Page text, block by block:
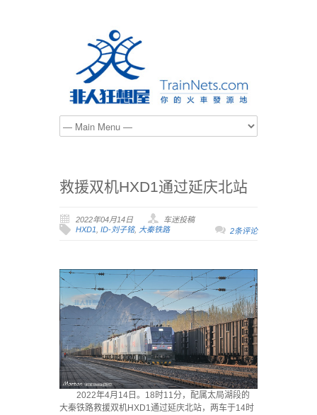
救援双机HXD1通过延庆北站
2022年04月14日
车迷投稿
HXD1, ID-刘子铭, 大秦铁路 2条评论
2022年4月14日。18时11分，配属太局湖段的
大秦铁路救援双机HXD1通过延庆北站，两车于14时